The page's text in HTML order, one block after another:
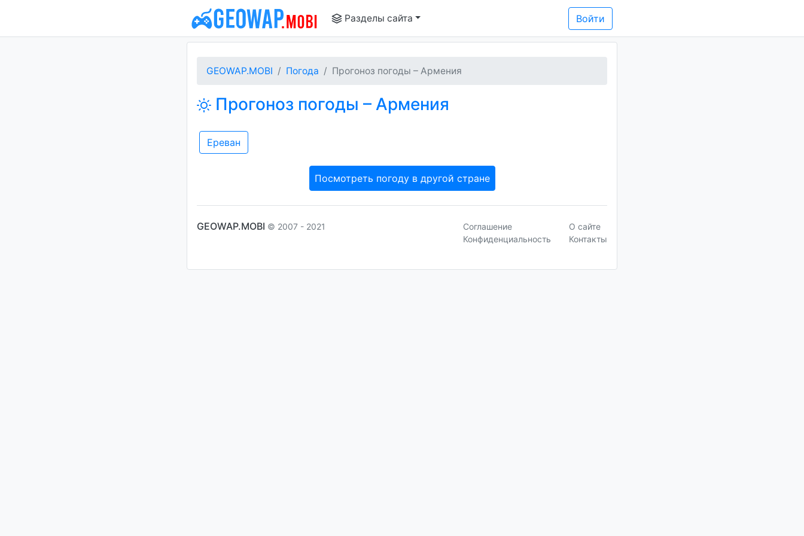
Разделы сайта Войти
GEOWAP.MOBI Погода Прогоноз погоды – Армения
Прогоноз погоды – Армения
Ереван
Посмотреть погоду в другой стране
GEOWAP.MOBI © 2007 - 2021
Соглашение
Конфиденциальность
О сайте
Контакты